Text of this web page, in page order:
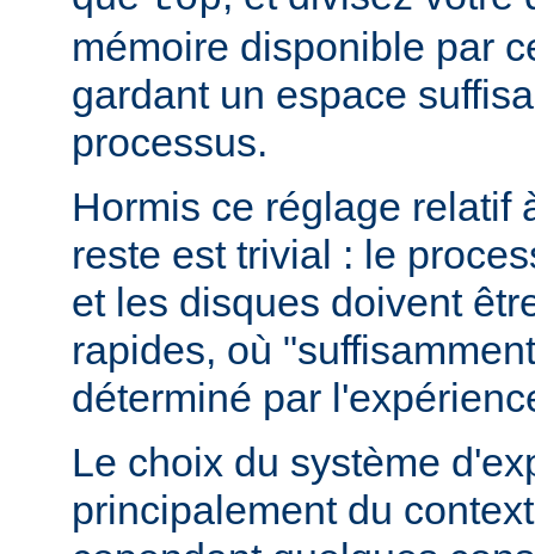
mémoire disponible par
gardant un espace
processus.
Hormis ce réglage relatif
reste est trivial : le
et les disques doivent
rapides, où
déterminé par
Le choix du système
principalement du